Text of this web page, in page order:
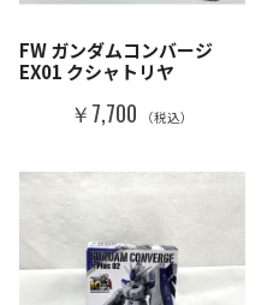
FW ガンダムコンバージ
EX01 クシャトリヤ
￥7,700 （税込）